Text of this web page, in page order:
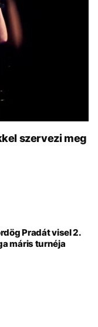
szervezi meg
Pradát visel 2.
máris turnéja